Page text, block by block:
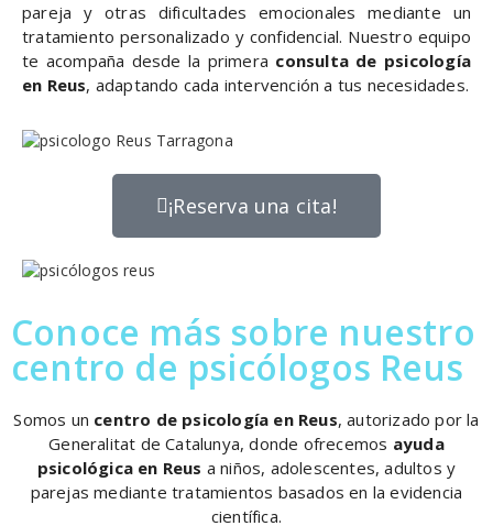
pareja y otras dificultades emocionales mediante un
tratamiento personalizado y confidencial. Nuestro equipo
te acompaña desde la primera consulta de psicología
en Reus, adaptando cada intervención a tus necesidades.
¡Reserva una cita!
Conoce más sobre nuestro
centro de psicólogos Reus
Somos un centro de psicología en Reus, autorizado por la
Generalitat de Catalunya, donde ofrecemos ayuda
psicológica en Reus a niños, adolescentes, adultos y
parejas mediante tratamientos basados en la evidencia
científica.